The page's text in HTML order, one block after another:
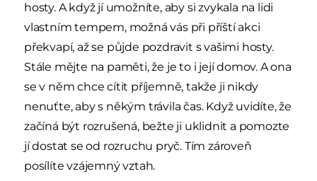
hosty. A když jí umožníte, aby si zvykala na lidi
vlastním tempem, možná vás při příští akci
překvapí, až se půjde pozdravit s vašimi hosty.
Stále mějte na paměti, že je to i její domov. A ona
se v něm chce cítit příjemně, takže ji nikdy
nenuťte, aby s někým trávila čas. Když uvidíte, že
začíná být rozrušená, bežte ji uklidnit a pomozte
jí dostat se od rozruchu pryč. Tím zároveň
posílíte vzájemný vztah.